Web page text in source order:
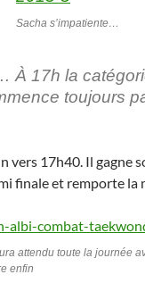
Sacha s’impatiente…
À 17h la
toujours
vers 17h40. Il gagne
finale et remporte la
attendu toute la journée
enfin